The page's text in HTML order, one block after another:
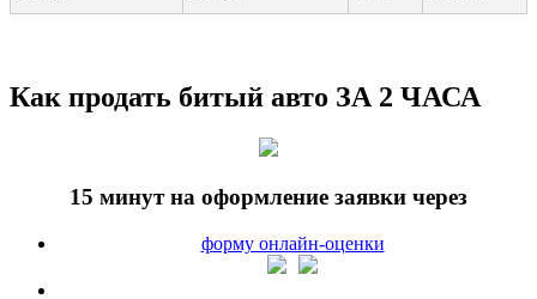
Как продать битый авто ЗА 2 ЧАСА
15 минут на оформление заявки через
форму онлайн-оценки